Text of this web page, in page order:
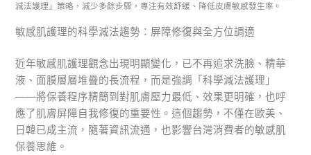
減法護理」策略，減少多餘步驟，專注有效舒緩、降低皮膚敏感發生率。
敏感肌護理的科學減法趨勢：屏障修復與全方位調適
近年敏感肌護理觀念出現明顯變化，已不再追求洗臉、精華
液、面膜層層堆疊的長流程，而是強調「科學減法護理」
——將保養程序精簡到對肌膚壓力最低、效果更明確，也呼
應了肌膚屏障自我修復的重要性。這個趨勢，不僅在歐美、
日韓已成主流，隨著資訊流通，也影響台灣消費者的敏感肌
保養思維。